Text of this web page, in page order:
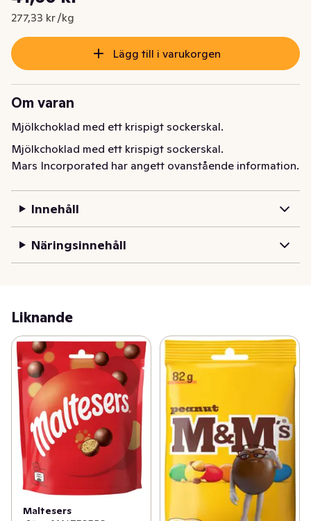
Nuvarande pris är: 41,60 kr
277,33 kr /kg
Lägg till i varukorgen
Om varan
Mjölkchoklad med ett krispigt sockerskal.
Mjölkchoklad med ett krispigt sockerskal.
Mars Incorporated har angett ovanstående information.
Innehåll
Näringsinnehåll
Liknande
Maltesers